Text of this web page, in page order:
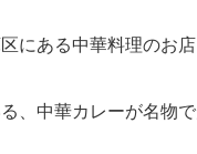
にある中華料理のお店
、中華カレーが名物